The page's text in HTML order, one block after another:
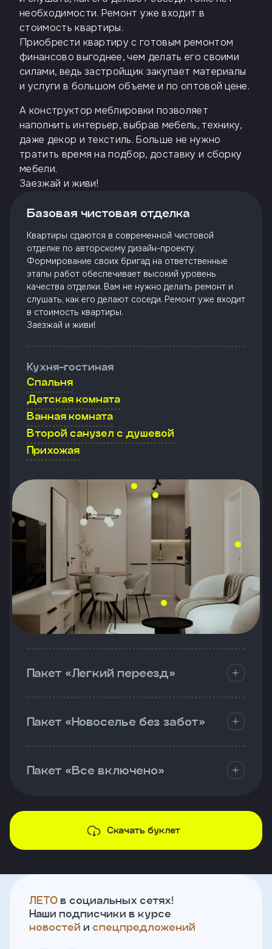
необходимости. Ремонт уже входит в
стоимость квартиры.
Приобрести квартиру с готовым ремонтом
финансово выгоднее, чем делать его своими
силами, ведь застройщик закупает материалы
и услуги в большом объеме и по оптовой цене.
А конструктор меблировки позволяет
наполнить интерьер, выбрав мебель, технику,
даже декор и текстиль. Больше не нужно
тратить время на подбор, доставку и сборку
мебели.
Заезжай и живи!
Базовая чистовая отделка
Квартиры сдаются в современной чистовой
отделке по авторскому дизайн-проекту.
Формирование своих бригад на ответственные
этапы работ обеспечивает высокий уровень
качества отделки. Вам не нужно делать ремонт и
слушать, как его делают соседи. Ремонт уже входит
в стоимость квартиры.
Заезжай и живи!
Кухня-гостиная
Спальня
Детская комната
Ванная комната
Второй санузел с душевой
Прихожая
Пакет «Легкий переезд»
Пакет «Новоселье без забот»
Пакет «Все включено»
Скачать буклет
ЛЕТО в социальных сетях!
Наши подписчики в курсе
новостей и спецпредложений